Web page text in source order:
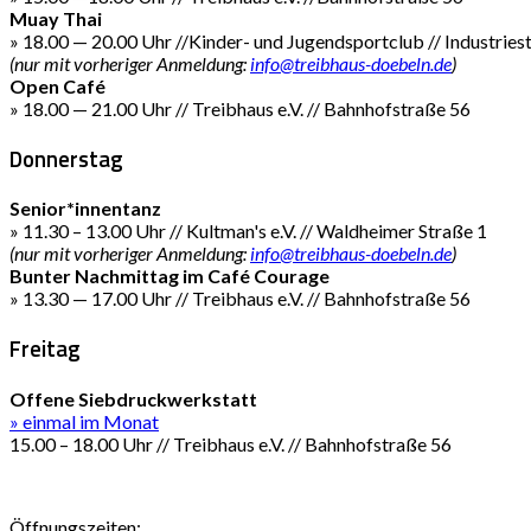
Muay Thai
» 18.00 — 20.00 Uhr //Kinder- und Jugendsportclub //
(nur mit vorheriger Anmeldung: info@treibhaus-doebeln.de)
Open Café
» 18.00 — 21.00 Uhr // Treibhaus e.V. // Bahnhofstraße 56
Donnerstag
Senior*innentanz
» 11.30 – 13.00 Uhr // Kultman's e.V. // Waldheimer Straße 1
(nur mit vorheriger Anmeldung: info@treibhaus-doebeln.de)
Bunter Nachmittag im Café Courage
» 13.30 — 17.00 Uhr // Treibhaus e.V. // Bahnhofstraße 56
Freitag
Offene Siebdruckwerkstatt
» einmal im Monat
15.00 – 18.00 Uhr // Treibhaus e.V. // Bahnhofstraße 56